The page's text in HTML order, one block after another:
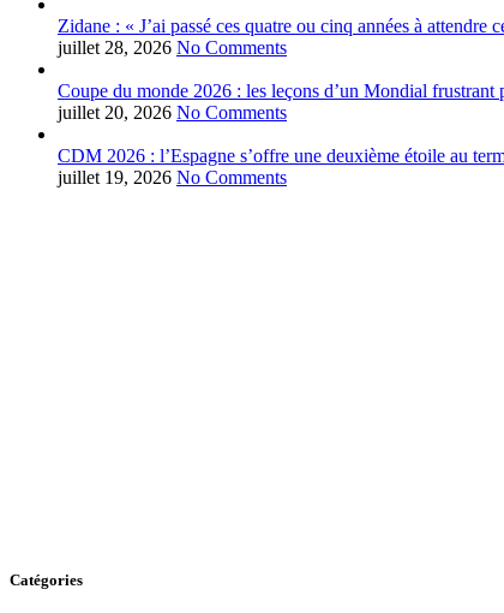
Zidane : « J’ai passé ces quatre ou cinq années à attendre
juillet 28, 2026 No Comments
Coupe du monde 2026 : les leçons d’un Mondial frustrant
juillet 20, 2026 No Comments
CDM 2026 : l’Espagne s’offre une deuxième étoile au
juillet 19, 2026 No Comments
Catégories